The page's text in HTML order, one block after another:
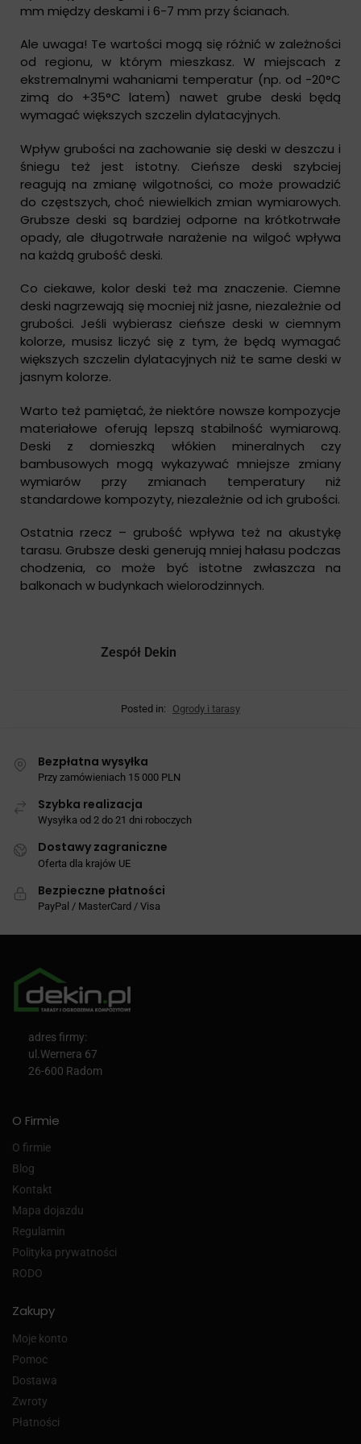
mm między deskami i 6-7 mm przy ścianach.
Ale uwaga! Te wartości mogą się różnić w zależności
od regionu, w którym mieszkasz. W miejscach z
ekstremalnymi wahaniami temperatur (np. od -20°C
zimą do +35°C latem) nawet grube deski będą
wymagać większych szczelin dylatacyjnych.
Wpływ grubości na zachowanie się deski w deszczu i
śniegu też jest istotny. Cieńsze deski szybciej
reagują na zmianę wilgotności, co może prowadzić
do częstszych, choć niewielkich zmian wymiarowych.
Grubsze deski są bardziej odporne na krótkotrwałe
opady, ale długotrwałe narażenie na wilgoć wpływa
na każdą grubość deski.
Co ciekawe, kolor deski też ma znaczenie. Ciemne
deski nagrzewają się mocniej niż jasne, niezależnie od
grubości. Jeśli wybierasz cieńsze deski w ciemnym
kolorze, musisz liczyć się z tym, że będą wymagać
większych szczelin dylatacyjnych niż te same deski w
jasnym kolorze.
Warto też pamiętać, że niektóre nowsze kompozycje
materiałowe oferują lepszą stabilność wymiarową.
Deski z domieszką włókien mineralnych czy
bambusowych mogą wykazywać mniejsze zmiany
wymiarów przy zmianach temperatury niż
standardowe kompozyty, niezależnie od ich grubości.
Ostatnia rzecz – grubość wpływa też na akustykę
tarasu. Grubsze deski generują mniej hałasu podczas
chodzenia, co może być istotne zwłaszcza na
balkonach w budynkach wielorodzinnych.
Zespół Dekin
Posted in: Ogrody i tarasy
Bezpłatna wysyłka
Przy zamówieniach 15 000 PLN
Szybka realizacja
Wysyłka od 2 do 21 dni roboczych
Dostawy zagraniczne
Oferta dla krajów UE
Bezpieczne płatności
PayPal / MasterCard / Visa
adres firmy:
ul.Wernera 67
26-600 Radom
O Firmie
O firmie
Blog
Kontakt
Mapa dojazdu
Regulamin
Polityka prywatności
RODO
Zakupy
Moje konto
Pomoc
Dostawa
Zwroty
Płatności